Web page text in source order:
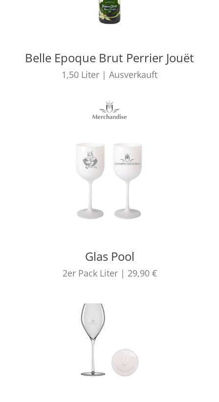
Belle Epoque Brut Perrier Jouët
1,50 Liter | Ausverkauft
Glas Pool
2er Pack Liter | 29,90 €